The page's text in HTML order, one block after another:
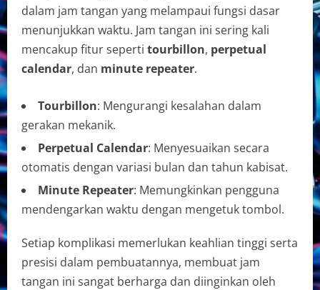
dalam jam tangan yang melampaui fungsi dasar
menunjukkan waktu. Jam tangan ini sering kali
mencakup fitur seperti tourbillon, perpetual
calendar, dan minute repeater.
Tourbillon: Mengurangi kesalahan dalam
gerakan mekanik.
Perpetual Calendar: Menyesuaikan secara
otomatis dengan variasi bulan dan tahun kabisat.
Minute Repeater: Memungkinkan pengguna
mendengarkan waktu dengan mengetuk tombol.
Setiap komplikasi memerlukan keahlian tinggi serta
presisi dalam pembuatannya, membuat jam
tangan ini sangat berharga dan diinginkan oleh